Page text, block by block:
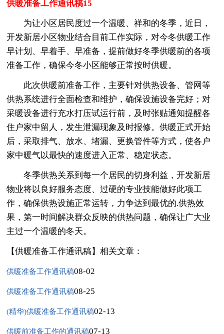
供暖准备工作通讯稿15
为让小区居民度过一个温暖、祥和的冬季，近日，
开发新居小区物业结合目前工作实际，对今冬供暖工作
早计划、早着手、早准备，提前做好冬季供暖前的各项
准备工作，确保今冬小区能够正常按时供暖。
此次供暖前准备工作，主要针对供热设备、管网等
供热系统进行全面检查和维护，确保设施设备完好；对
采暖设备进行充水打压试运行前，及时张贴通知提醒各
住户家中留人，发生泄漏现象及时报修。供暖正式开始
后，采取排气、放水、堵漏、更换管件等方式，使各户
家中暖气以最快的速度进入正常、稳定状态。
冬季供热关系到每一个居民的切身利益，开发新居
物业将以良好服务态度、过硬的专业技能做好此项工
作，确保供热设施正常运转，力争达到最优的.供热效
果，第一时间解决群众反映的供热问题，确保让广大业
主过一个温暖的冬天。
【供暖准备工作通讯稿】相关文章：
供暖准备工作通讯稿08-02
供暖准备工作通讯稿08-25
(精华)供暖准备工作通讯稿02-13
供暖前准备工作的通讯稿07-13